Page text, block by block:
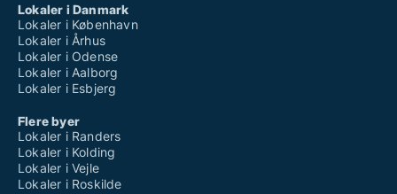
Lokaler i Danmark
Lokaler i København
Lokaler i Århus
Lokaler i Odense
Lokaler i Aalborg
Lokaler i Esbjerg
Flere byer
Lokaler i Randers
Lokaler i Kolding
Lokaler i Vejle
Lokaler i Roskilde